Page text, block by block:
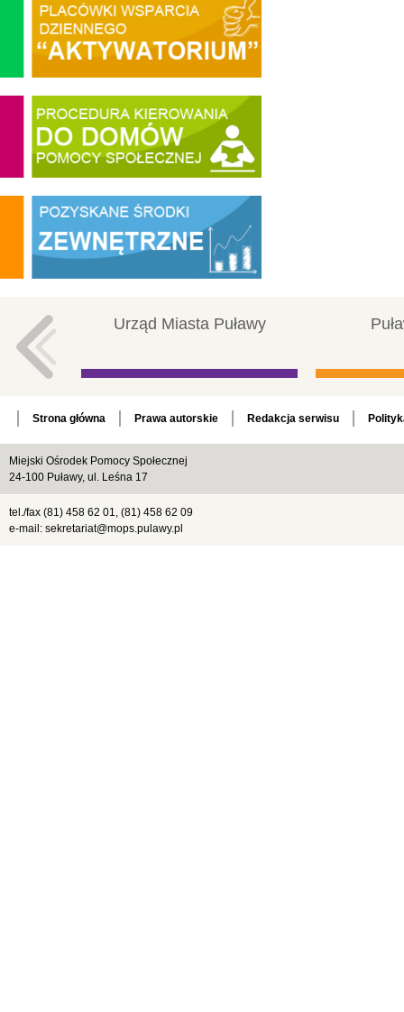
Urząd Miasta Puławy
Strona główna Prawa autorskie Redakcja serwisu
Miejski Ośrodek Pomocy Społecznej
24-100 Puławy, ul. Leśna 17
tel./fax (81) 458 62 01, (81) 458 62 09
e-mail: sekretariat@mops.pulawy.pl